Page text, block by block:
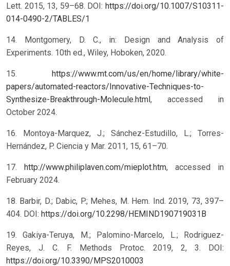
Lett. 2015, 13, 59–68. DOI: https://doi.org/10.1007/S10311-
014-0490-2/TABLES/1
14. Montgomery, D. C., in: Design and Analysis of
Experiments. 10th ed., Wiley, Hoboken, 2020.
15. https://www.mt.com/us/en/home/library/white-
papers/automated-reactors/Innovative-Techniques-to-
Synthesize-Breakthrough-Molecule.html, accessed in
October 2024.
16. Montoya-Marquez, J.; Sánchez-Estudillo, L.; Torres-
Hernández, P. Ciencia y Mar. 2011, 15, 61–70.
17. http://www.philiplaven.com/mieplot.htm, accessed in
February 2024.
18. Barbir, D.; Dabic, P.; Mehes, M. Hem. Ind. 2019, 73, 397–
404. DOI: https://doi.org/10.2298/HEMIND190719031B
19. Gakiya-Teruya, M.; Palomino-Marcelo, L.; Rodriguez-
Reyes, J. C. F. Methods Protoc. 2019, 2, 3. DOI:
https://doi.org/10.3390/MPS2010003